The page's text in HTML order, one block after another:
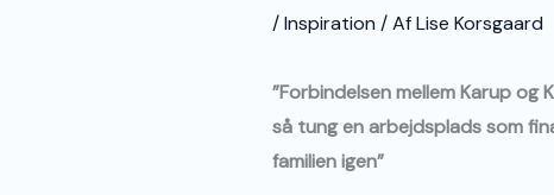
/Inspiration / AfLise Korsgaard
”Forbindelsen mellem Karup og
så tung en arbejdsplads som
familien igen”